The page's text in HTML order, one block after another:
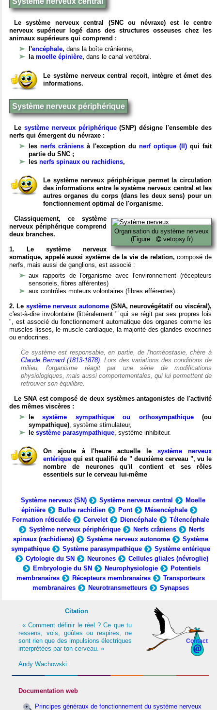
Le système nerveux central (SNC ou névraxe) est le centre
nerveux supérieur logé dans des structures osseuses chez les
animaux supérieurs qui comprend :
l'encéphale, dans la boîte crânienne,
la moelle épinière, dans le canal vertébral.
Le système nerveux central reçoit, intègre et émet des
informations.
Système nerveux périphérique
Le système nerveux périphérique(SNP) désigne l'ensemble des
nerfs qui émergent du névraxe :
les nerfs crâniens à l'exception du nerf optique (II) qui fait
partie du SNC ;
les nerfs spinaux ou rachidiens,
Le système nerveux périphérique permet la circulation
des informations entre le système nerveux central et les
autres organes du corps (dans les deux sens) pour un
fonctionnement optimal de l'organisme.
Organisation du système nerveux
(Figure :
vetopsy.fr)
Classiquement, ce système
nerveux périphérique comprend
deux branches.
1. Le système nerveux
somatique, appelé aussi système de la vie de relation, composé de
nerfs, mais aussi de ganglions, est associé :
aux rapports de l'organisme avec l'environnement (récepteurs
sensoriels, fibres afférentes)
aux contrôles moteurs volontaires (fibres efférentes).
2. Le système nerveux autonome(SNA, neurovégétatif ou viscéral),
c'est-à-dire involontaire (littéralement " qui se régit par ses propres lois
", est associé du fonctionnement automatique des organes comme les
muscles lisses, le muscle cardiaque, la majorité des glandes exocrines
ou endocrines.
Ce système est responsable, en partie, de l'homéostasie, chère à
Claude Bernard (1813-1878). Lors des variations des conditions de
milieu, l'organisme réagit par une série de modifications
physiologiques, mais aussi comportementales, qui lui permettent de
retrouver son équilibre.
Le SNA est composé de deux systèmes antagonistes de l'activité
des mêmes viscères :
lesystème sympathique ou orthosympathique(ou
sympathique), système stimulateur,
le système parasympathique, système inhibiteur.
On ajoute à l'heure actuelle le système nerveux
entérique qui est qualifié de " deuxième cerveau ", vu le
nombre de neurones qu'il contient et ses rôles
essentiels sur le cerveau lui-même
Système nerveux (SN) Système nerveux central
Moelle
épinière
Bulbe rachidien Pont
Mésencéphale
Formation réticulée
Cervelet Diencéphale
Télencéphale
Système nerveux périphérique
Nerfs crâniens
Nerfs
spinaux (rachidiens)
Système nerveux autonome
Système
sympathique
Système parasympathique
Système entérique
Cytologie du SN
Neurones
Cellules gliales (névroglie)
Embryologie du SN
Neurophysiologie
Potentiels
membranaires
Récepteurs membranaires
Transporteurs
membranaires
Neurotransmetteurs Synapses
Contact
Citation
« Comment définir le réel ? Ce que tu
ressens, vois, goûtes ou respires, ne
sont rien que des impulsions électriques
interprétées par ton cerveau. »
Andy Wachowski
Documentation web
Principes généraux de fonctionnement du système nerveux